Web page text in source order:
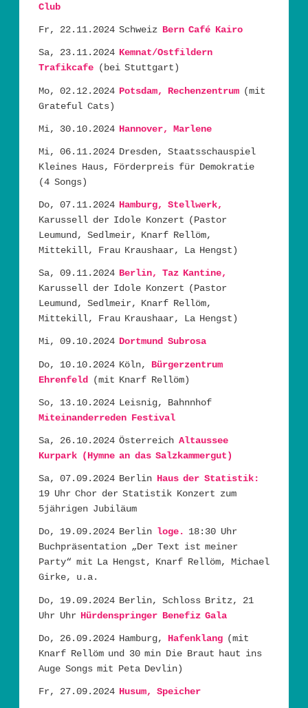
Club
Fr, 22.11.2024 Schweiz Bern Café Kairo
Sa, 23.11.2024 Kemnat/Ostfildern
Trafikcafe (bei Stuttgart)
Mo, 02.12.2024 Potsdam, Rechenzentrum(mit
Grateful Cats)
Mi, 30.10.2024 Hannover, Marlene
Mi, 06.11.2024 Dresden, Staatsschauspiel
Kleines Haus, Förderpreis für Demokratie
(4 Songs)
Do, 07.11.2024 Hamburg, Stellwerk,
Karussell der Idole Konzert (Pastor
Leumund, Sedlmeir, Knarf Rellöm,
Mittekill, Frau Kraushaar, La Hengst)
Sa, 09.11.2024 Berlin, Taz Kantine,
Karussell der Idole Konzert (Pastor
Leumund, Sedlmeir, Knarf Rellöm,
Mittekill, Frau Kraushaar, La Hengst)
Mi, 09.10.2024 Dortmund Subrosa
Do, 10.10.2024 Köln, Bürgerzentrum
Ehrenfeld
(mit Knarf Rellöm)
So, 13.10.2024 Leisnig, Bahnnhof
Miteinanderreden Festival
Sa, 26.10.2024 Österreich Altaussee
Kurpark (Hymne an das Salzkammergut)
Sa, 07.09.2024 Berlin Haus der Statistik:
19 Uhr Chor der Statistik Konzert zum
5jährigen Jubiläum
Do, 19.09.2024 Berlin loge. 18:30 Uhr
Buchpräsentation „Der Text ist meiner
Party“ mit La Hengst, Knarf Rellöm, Michael
Girke, u.a.
Do, 19.09.2024 Berlin, Schloss Britz, 21
Uhr Uhr Hürdenspringer Benefiz Gala
Do, 26.09.2024 Hamburg, Hafenklang(mit
Knarf Rellöm und 30 min Die Braut haut ins
Auge Songs mit Peta Devlin)
Fr, 27.09.2024 Husum, Speicher